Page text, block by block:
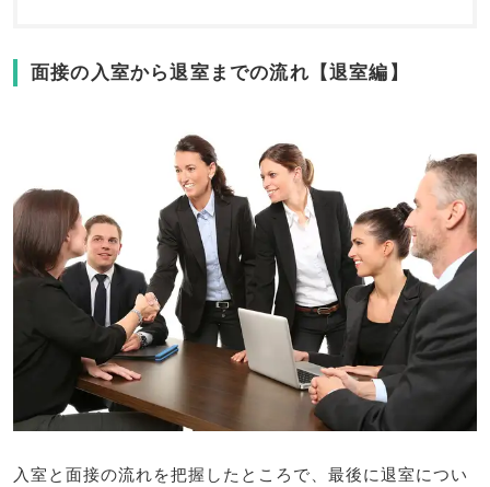
面接の入室から退室までの流れ【退室編】
入室と面接の流れを把握したところで、最後に退室につい